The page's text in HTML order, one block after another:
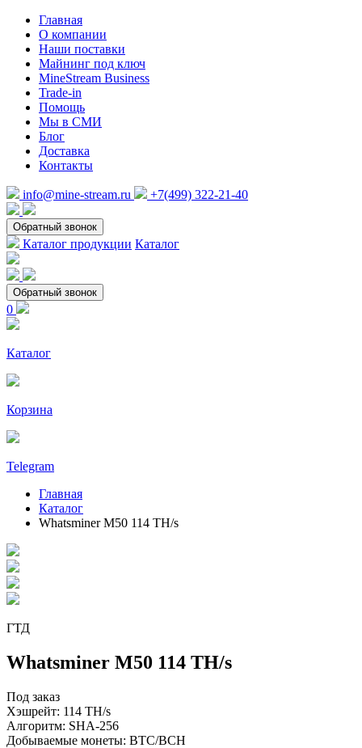
Главная
О компании
Наши поставки
Майнинг под ключ
MineStream Business
Trade-in
Помощь
Мы в СМИ
Блог
Доставка
Контакты
info@mine-stream.ru +7(499) 322-21-40
Обратный звонок
Каталог продукции Каталог
Обратный звонок
0
Каталог
Корзина
Telegram
Главная
Каталог
Whatsminer M50 114 TH/s
ГТД
Whatsminer M50 114 TH/s
Под заказ
Хэшрейт: 114 TH/s
Алгоритм: SHA-256
Добываемые монеты: BTC/BCH